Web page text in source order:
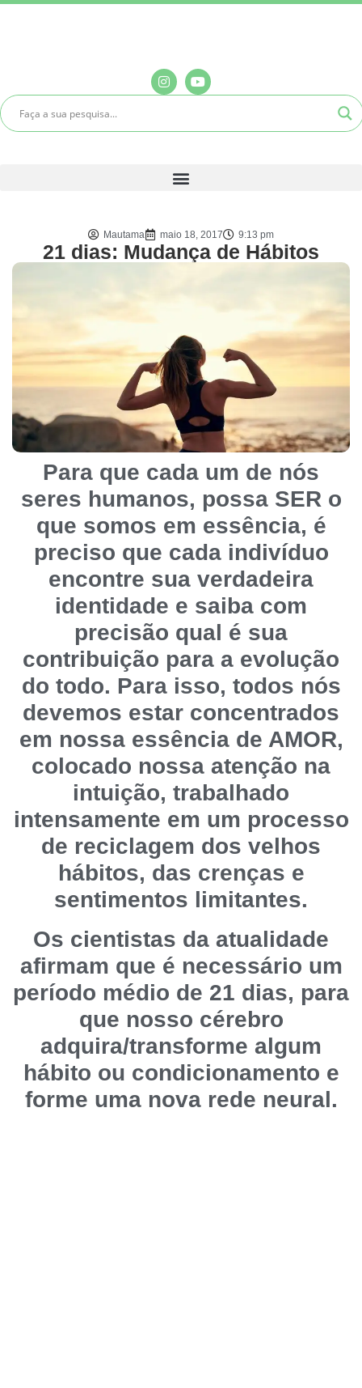
Mautama maio 18, 2017 9:13 pm
21 dias: Mudança de Hábitos
Para que cada um de nós
seres humanos, possa SER o
que somos em essência, é
preciso que cada indivíduo
encontre sua verdadeira
identidade e saiba com
precisão qual é sua
contribuição para a evolução
do todo. Para isso, todos nós
devemos estar concentrados
em nossa essência de AMOR,
colocado nossa atenção na
intuição, trabalhado
intensamente em um processo
de reciclagem dos velhos
hábitos, das crenças e
sentimentos limitantes.
Os cientistas da atualidade
afirmam que é necessário um
período médio de 21 dias, para
que nosso cérebro
adquira/transforme algum
hábito ou condicionamento e
forme uma nova rede neural.